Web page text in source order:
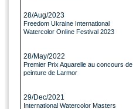
28/Aug/2023
Freedom Ukraine International
Watercolor Online Festival 2023
28/May/2022
Premier Prix Aquarelle au concours de
peinture de Larmor
29/Dec/2021
International Watercolor Masters